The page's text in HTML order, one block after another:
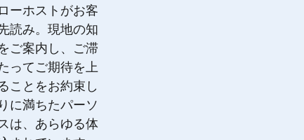
ーホストがお客
読み。現地の知
ご案内し、ご滞
ってご期待を上
ことをお約束し
に満ちたパーソ
は、あらゆる体